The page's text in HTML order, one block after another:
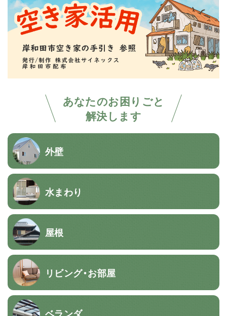
あなたのお困りごと
解決します
外壁
水まわり
屋根
リビング・お部屋
ベランダ